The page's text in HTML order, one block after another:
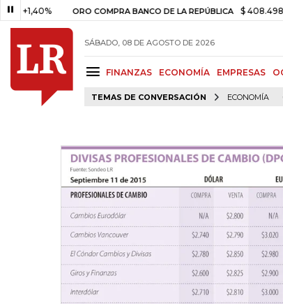
ORO COMPRA BANCO DE LA REPÚBLICA $ 408.498,97 +$
SÁBADO, 08 DE AGOSTO DE 2026
FINANZAS ECONOMÍA EMPRESAS
TEMAS DE CONVERSACIÓN ECONOMÍA